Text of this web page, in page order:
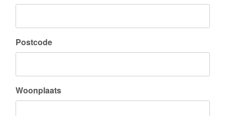
Postcode
Woonplaats